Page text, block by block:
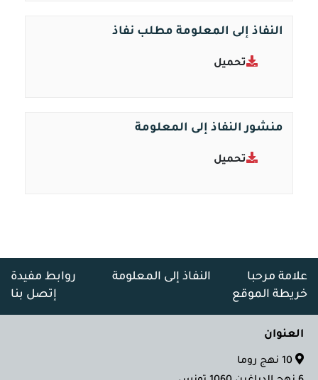
النفاذ إلى المعلومة مطلب نفاذ
تحميل
منشور النفاذ إلى المعلومة
تحميل
علامة مرحبا النفاذ إلى المعلومة
روابط مفيدة
خريطة الموقع
إتصل بنا
العنوان